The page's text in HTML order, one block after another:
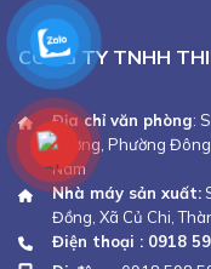
CÔNG TY TNHH
Địa chỉ văn phòng:
Sương, Phường
Nam
Nhà máy sản xuất:
Đồng, Xã Củ Chi,
Điện thoại : 0918